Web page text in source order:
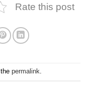
Rate this post
permalink